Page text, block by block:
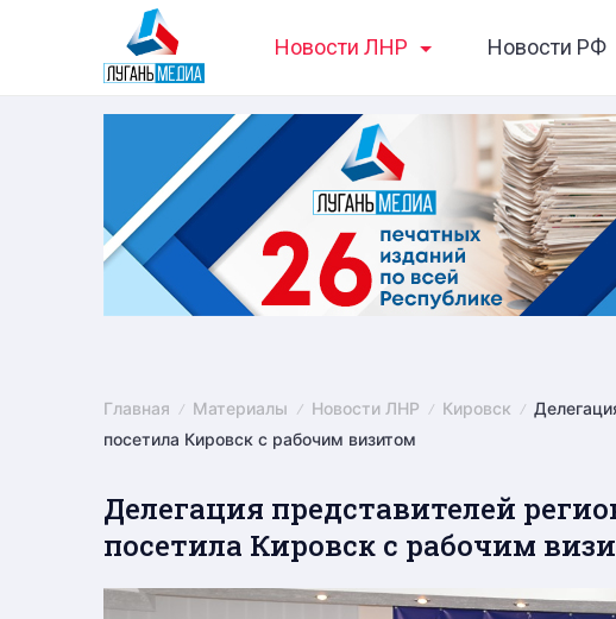
Новости ЛНР Новости РФ
Главная Материалы Новости ЛНР Кировск
посетила Кировск с рабочим визитом
Делегация представителей
посетила Кировск с рабочим